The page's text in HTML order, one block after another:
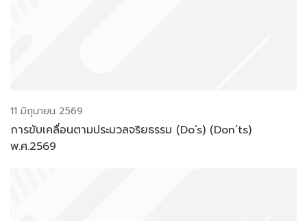
11 มิถุนายน 2569
การขับเคลื่อนตามประมวลจริยธรรม (Do’s) (Don’ts)
พ.ศ.2569